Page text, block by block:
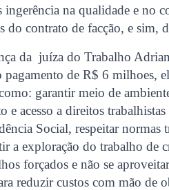
na qualidade e no
do contrato de facção, e sim,
da juíza do Trabalho
de R$ 6 milhoes,
garantir meio de
e acesso a direitos
Social, respeitar normas
a exploração do trabalho de
forçados e não se
reduzir custos com mão de